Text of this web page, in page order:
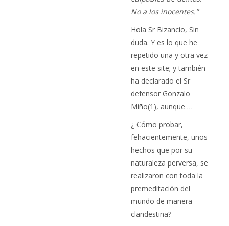
No a los inocentes.”
Hola Sr Bizancio, Sin
duda. Y es lo que he
repetido una y otra vez
en este site; y también
ha declarado el Sr
defensor Gonzalo
Miño(1), aunque …
¿ Cómo probar,
fehacientemente, unos
hechos que por su
naturaleza perversa, se
realizaron con toda la
premeditación del
mundo de manera
clandestina?